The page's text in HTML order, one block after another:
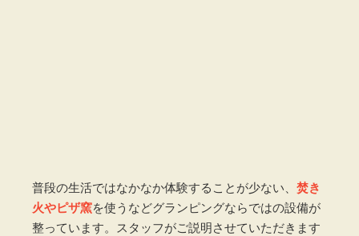
普段の生活ではなかなか体験することが少ない、 焚き
火やピザ窯を使うなどグランピングならではの設備が
整っています。スタッフがご説明させていただきます